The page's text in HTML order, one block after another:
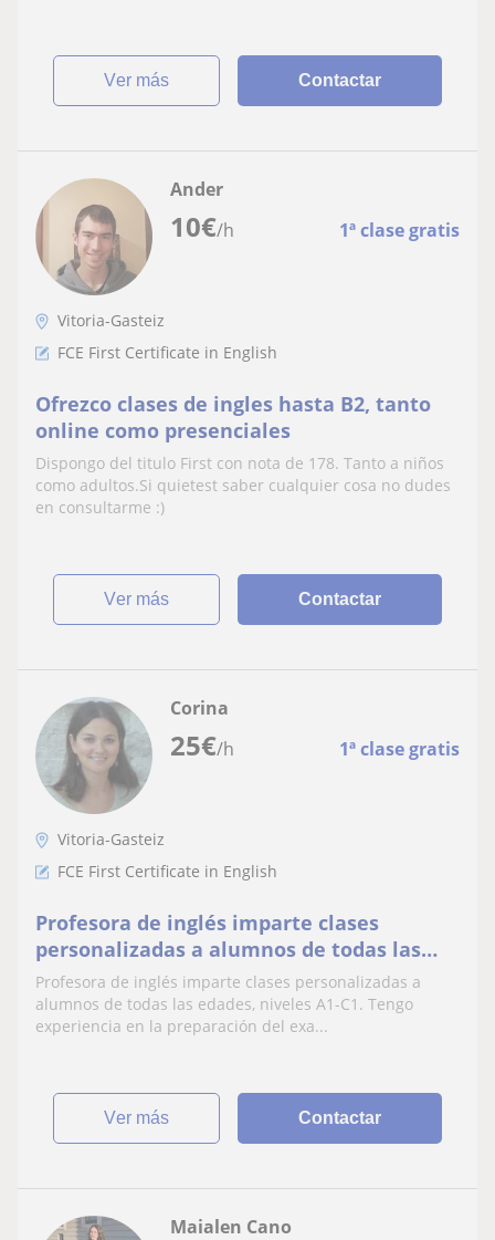
ver más Contactar
10€/h 1ª clase gratis
Ander
Vitoria-Gasteiz
FCE First Certificate in English
Ofrezco clases de ingles hasta B2, tanto
online como presenciales
Dispongo del titulo First con nota de 178. Tanto a niños
como adultos.Si quietest saber cualquier cosa no dudes
en consultarme :)
ver más Contactar
25€/h 1ª clase gratis
Corina
Vitoria-Gasteiz
FCE First Certificate in English
Profesora de inglés imparte clases
personalizadas a alumnos de todas las
edades, A1-C1. Tengo experiencia en la
preparación del examen FCE y CAE
Profesora de inglés imparte clases personalizadas a
alumnos de todas las edades, niveles A1-C1. Tengo
experiencia en la preparación del exa...
ver más Contactar
Maialen Cano